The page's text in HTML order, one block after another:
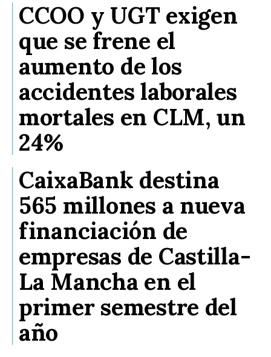
CCOO y UGT exigen
que se frene el
aumento de los
accidentes laborales
mortales en CLM, un
24%
CaixaBank destina
565 millones a nueva
financiación de
empresas de Castilla-
La Mancha en el
primer semestre del
año